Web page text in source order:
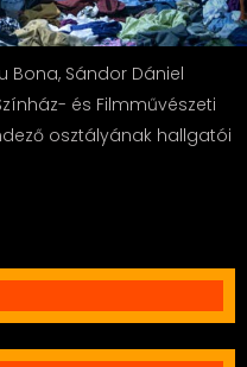
Bona, Sándor Dániel
és Filmművészeti
osztályának hallgatói